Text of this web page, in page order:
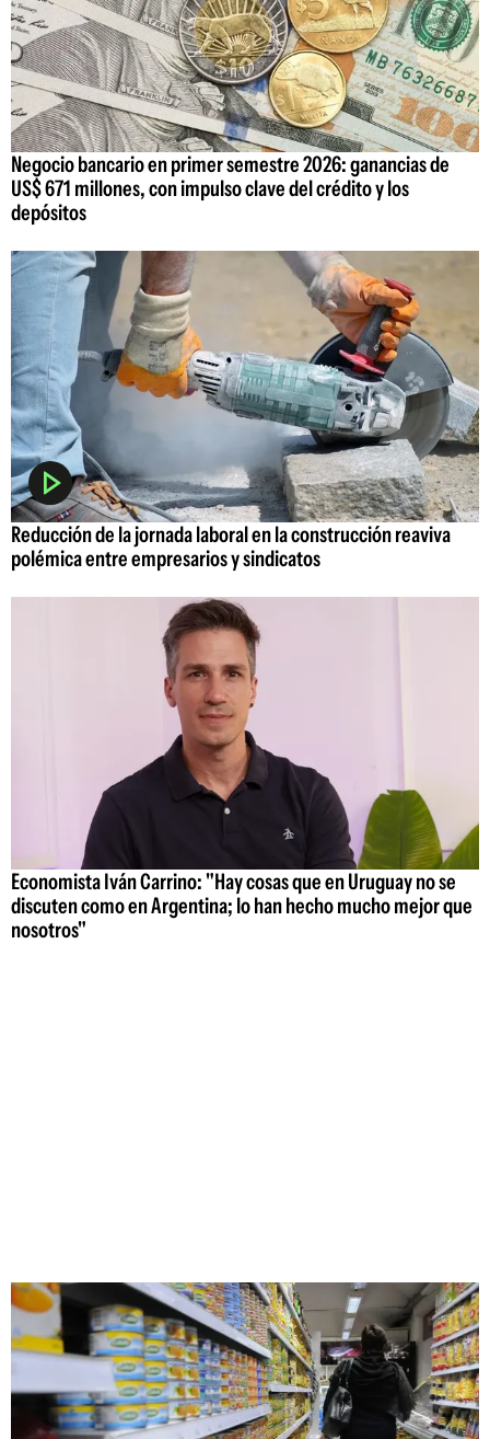
Negocio bancario en primer semestre 2026: ganancias de
US$ 671 millones, con impulso clave del crédito y los
depósitos
Reducción de la jornada laboral en la construcción reaviva
polémica entre empresarios y sindicatos
Economista Iván Carrino: "Hay cosas que en Uruguay no se
discuten como en Argentina; lo han hecho mucho mejor que
nosotros"